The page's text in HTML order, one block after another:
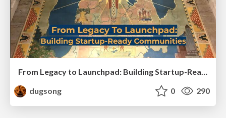
From Legacy to Launchpad: Building Startup-Ready Communities
dugsong
0 290